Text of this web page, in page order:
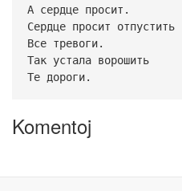
А сердце просит.
Сердце просит отпустить
Все тревоги.
Так устала ворошить
Те дороги.
Komentoj